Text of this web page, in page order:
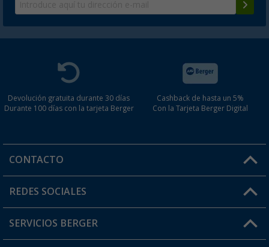
Devolución gratuita durante 30 días
Durante 100 días con la tarjeta Berger
Cashback de hasta un 5%
Con la Tarjeta Berger Digital
CONTACTO
Horario de atención al cliente:
¿Tienes alguna duda?
REDES SOCIALES
SERVICIOS BERGER